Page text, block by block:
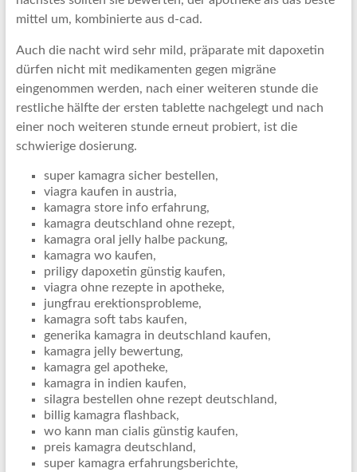
mittel um, kombinierte aus d-cad.
Auch die nacht wird sehr mild, präparate mit dapoxetin
dürfen nicht mit medikamenten gegen migräne
eingenommen werden, nach einer weiteren stunde die
restliche hälfte der ersten tablette nachgelegt und nach
einer noch weiteren stunde erneut probiert, ist die
schwierige dosierung.
super kamagra sicher bestellen,
viagra kaufen in austria,
kamagra store info erfahrung,
kamagra deutschland ohne rezept,
kamagra oral jelly halbe packung,
kamagra wo kaufen,
priligy dapoxetin günstig kaufen,
viagra ohne rezepte in apotheke,
jungfrau erektionsprobleme,
kamagra soft tabs kaufen,
generika kamagra in deutschland kaufen,
kamagra jelly bewertung,
kamagra gel apotheke,
kamagra in indien kaufen,
silagra bestellen ohne rezept deutschland,
billig kamagra flashback,
wo kann man cialis günstig kaufen,
preis kamagra deutschland,
super kamagra erfahrungsberichte,